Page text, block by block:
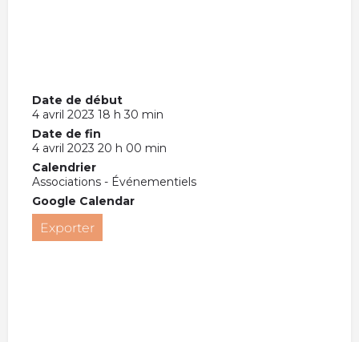
Date de début
4 avril 2023 18 h 30 min
Date de fin
4 avril 2023 20 h 00 min
Calendrier
Associations - Événementiels
Google Calendar
Exporter